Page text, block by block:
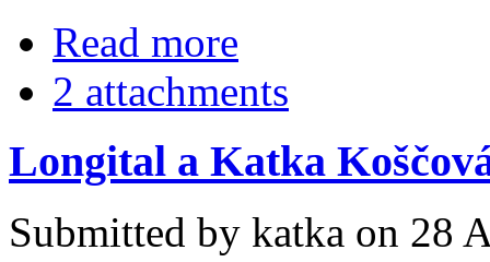
Read more
2 attachments
Longital a Katka
Submitted by katka on 28